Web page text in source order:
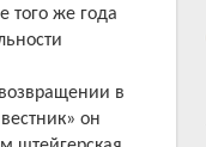
того же года
в
он